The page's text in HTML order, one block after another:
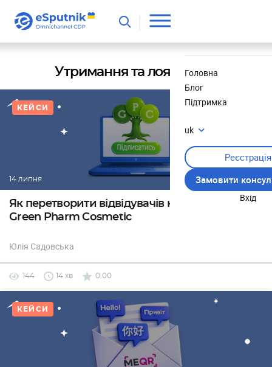
Головна
Блог
Підтримка
uk
Реєстрація
Замовити
Вхід
Утримання та лояльність
КЕЙСИ
14 липня
Як перетворити відвідувачів на покупців: кейс
Green Pharm Cosmetic
Юлія Садовська
144 14 хв 0.00
КЕЙСИ